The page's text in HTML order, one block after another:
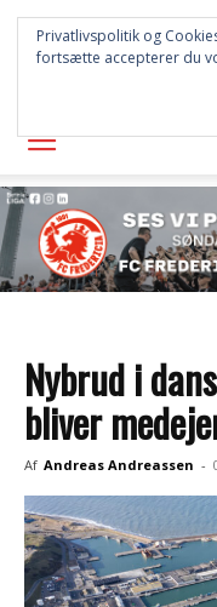
Nybrud i
bliver
Af Andreas Andreassen -
Privatlivspolitik og
fortsætte accepterer du